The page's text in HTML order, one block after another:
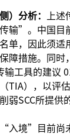
）分析：
上
输”。中国目
，因此须适
障措施。同
输工具的建议
TIA），以评
弱SCC所提供
入境”目前尚